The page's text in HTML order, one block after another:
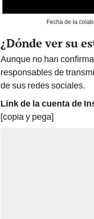
Fecha de la
¿Dónde ver su
Aunque no han
responsables de
de sus redes sociales.
Link de la cuenta de
[copia y pega]